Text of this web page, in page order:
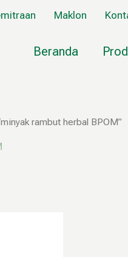
Maklon
Beranda
rambut herbal BPOM”